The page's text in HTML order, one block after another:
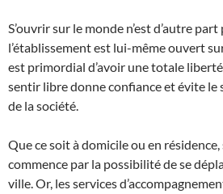
S’ouvrir sur le monde n’est d’autre
l’établissement est lui-même ouvert
est primordial d’avoir une totale liberté
sentir libre donne confiance et évite le
de la société.
Que ce soit à domicile ou en résidence,
commence par la possibilité de se
ville. Or, les services